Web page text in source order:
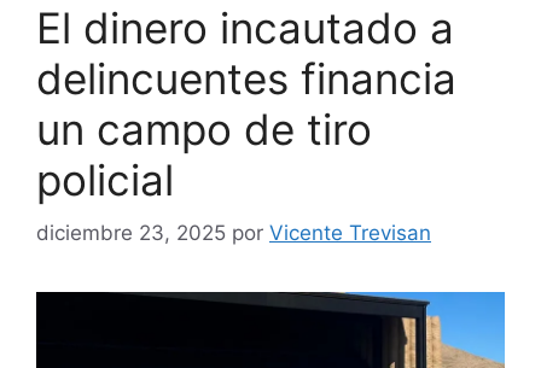
El dinero incautado a
delincuentes financia
un campo de tiro
policial
diciembre 23, 2025 por Vicente Trevisan